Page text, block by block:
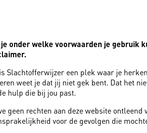
onder welke voorwaarden je gebruik
een plek waar je
weet je dat jij niet gek bent. Dat het
hulp die bij jou past.
rechten aan deze website
voor de gevolgen die